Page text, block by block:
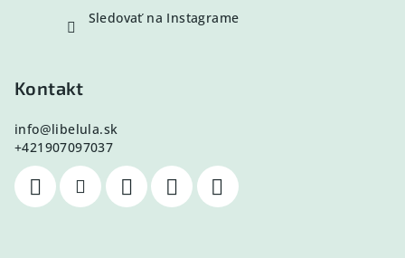
Sledovať na Instagrame
Kontakt
info@libelula.sk
+421907097037